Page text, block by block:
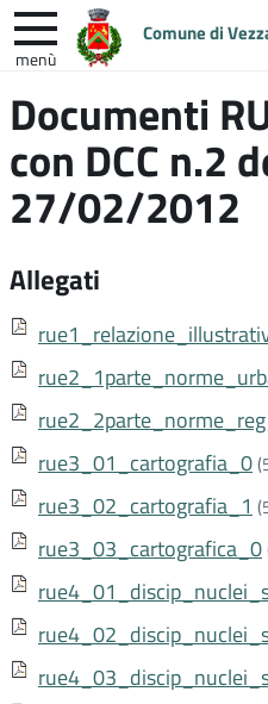
Comune di
menù
nel
sito
ENTRA IN
UNIONE
Documenti
con DCC n.2
27/02/2012
Allegati
rue3_01_cartografia_0
rue3_02_cartografia_1
rue3_03_cartografica_0